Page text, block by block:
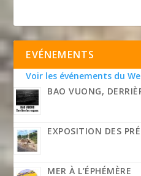
EVÉNEMENTS
Voir les événements du
BAO VUONG,
EXPOSITION DES
MER À L’ÉPHÉMÈRE